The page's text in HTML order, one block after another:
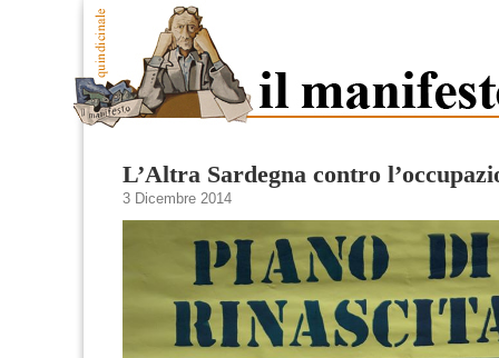
L’Altra Sardegna contro
3 Dicembre 2014